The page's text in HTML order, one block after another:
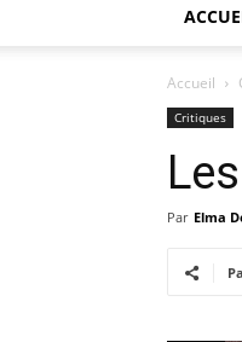
Accueil
Critiques
Par Elma